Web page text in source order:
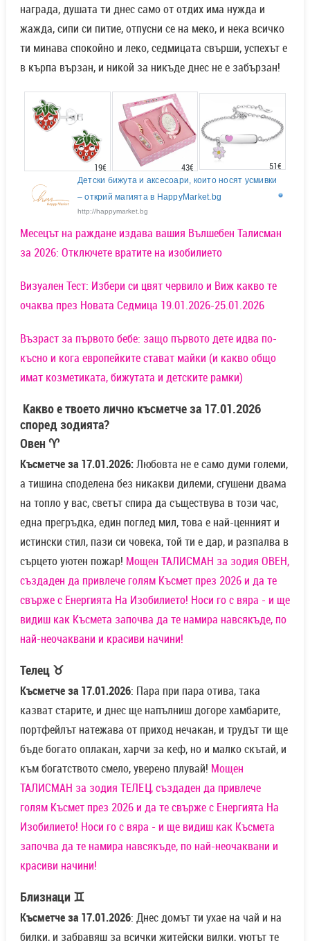
награда, душата ти днес само от отдих има нужда и
жажда, сипи си питие, отпусни се на меко, и нека всичко
ти минава спокойно и леко, седмицата свърши, успехът е
в кърпа вързан, и никой за никъде днес не е забързан!
19€ 43€ 51€
Детски бижута и аксесоари, които носят усмивки
– открий магията в HappyMarket.bg
http://happymarket.bg
Месецът на раждане издава вашия Вълшебен Талисман
за 2026: Отключете вратите на изобилието
Визуален Тест: Избери си цвят червило и Виж какво те
очаква през Новата Седмица 19.01.2026-25.01.2026
Възраст за първото бебе: защо първото дете идва по-
късно и кога европейките стават майки (и какво общо
имат козметиката, бижутата и детските рамки)
Какво е твоето лично късметче за 17.01.2026
според зодията?
Овен ♈
Късметче за 17.01.2026:Любовта не е само думи големи,
а тишина споделена без никакви дилеми, сгушени двама
на топло у вас, светът спира да съществува в този час,
една прегръдка, един поглед мил, това е най-ценният и
истински стил, пази си човека, той ти е дар, и разпалва в
сърцето уютен пожар! Мощен ТАЛИСМАН за зодия ОВЕН,
създаден да привлече голям Късмет през 2026 и да те
свърже с Енергията На Изобилието! Носи го с вяра - и ще
видиш как Късмета започва да те намира навсякъде, по
най-неочаквани и красиви начини!
Телец ♉
Късметче за 17.01.2026: Пара при пара отива, така
казват старите, и днес ще напълниш догоре хамбарите,
портфейлът натежава от приход нечакан, и трудът ти ще
бъде богато оплакан, харчи за кеф, но и малко скътай, и
към богатството смело, уверено плувай! Мощен
ТАЛИСМАН за зодия ТЕЛЕЦ, създаден да привлече
голям Късмет през 2026 и да те свърже с Енергията На
Изобилието! Носи го с вяра - и ще видиш как Късмета
започва да те намира навсякъде, по най-неочаквани и
красиви начини!
Близнаци ♊
Късметче за 17.01.2026: Днес домът ти ухае на чай и на
билки, и забравяш за всички житейски вилки, уютът те